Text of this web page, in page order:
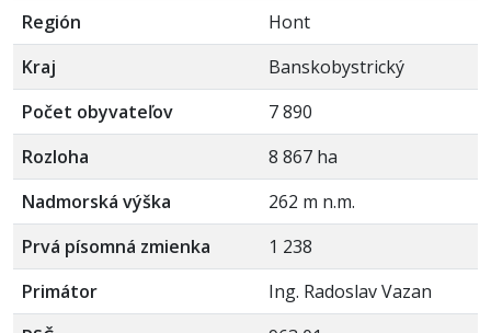
Región
Hont
Kraj
Banskobystrický
Počet obyvateľov
7 890
Rozloha
8 867 ha
Nadmorská výška
262 m n.m.
Prvá písomná zmienka
1 238
Primátor
Ing. Radoslav Vazan